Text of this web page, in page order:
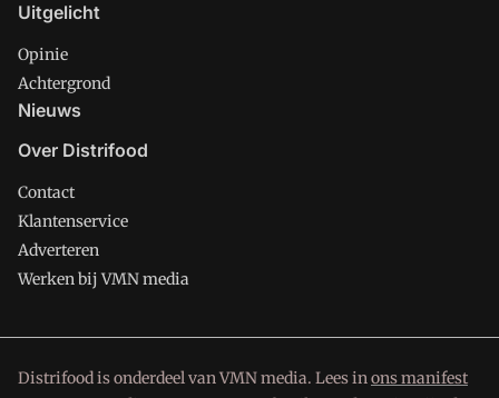
Uitgelicht
Opinie
Achtergrond
Nieuws
Over Distrifood
Contact
Klantenservice
Adverteren
Werken bij VMN media
Distrifood is onderdeel van VMN media. Lees inons manifest